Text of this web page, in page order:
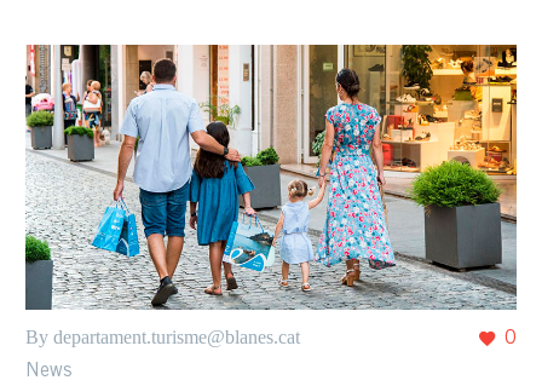
0
By departament.turisme@blanes.cat
News